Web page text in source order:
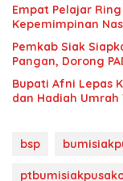
Empat Pelajar Ring
Kepemimpinan
Pemkab Siak
Pangan, Dorong
Bupati Afni Lepas
dan Hadiah Umrah
bsp